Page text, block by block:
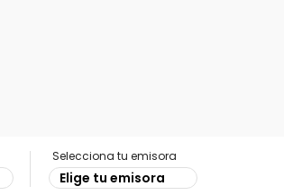
Selecciona tu emisora
Elige tu emisora